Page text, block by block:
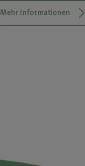
Mehr Informationen